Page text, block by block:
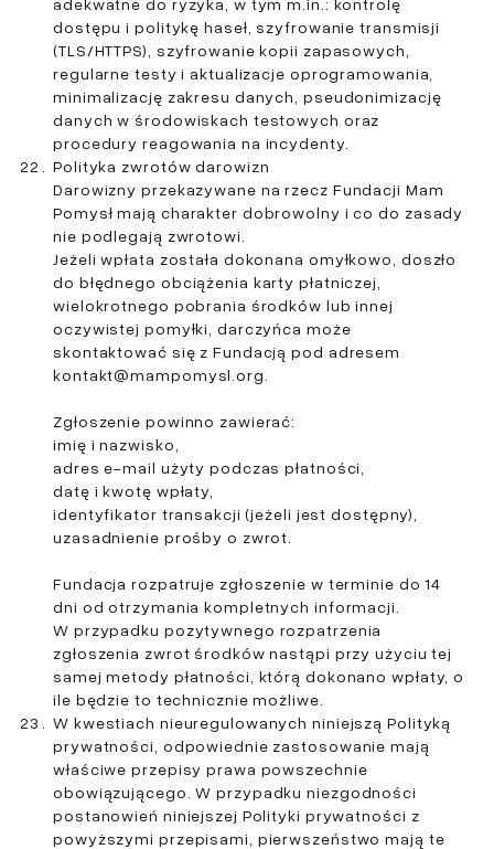
adekwatne do ryzyka, w tym m.in.: kontrolę
dostępu i politykę haseł, szyfrowanie transmisji
(TLS/HTTPS), szyfrowanie kopii zapasowych,
regularne testy i aktualizacje oprogramowania,
minimalizację zakresu danych, pseudonimizację
danych w środowiskach testowych oraz
procedury reagowania na incydenty.
Polityka zwrotów darowizn
Darowizny przekazywane na rzecz Fundacji Mam
Pomysł mają charakter dobrowolny i co do zasady
nie podlegają zwrotowi.
Jeżeli wpłata została dokonana omyłkowo, doszło
do błędnego obciążenia karty płatniczej,
wielokrotnego pobrania środków lub innej
oczywistej pomyłki, darczyńca może
skontaktować się z Fundacją pod adresem
kontakt@mampomysl.org
Zgłoszenie powinno zawierać:
imię i nazwisko,
adres e-mail użyty podczas płatności,
datę i kwotę wpłaty,
identyfikator transakcji (jeżeli jest dostępny),
uzasadnienie prośby o zwrot.
Fundacja rozpatruje zgłoszenie w terminie do 14
dni od otrzymania kompletnych informacji.
W przypadku pozytywnego rozpatrzenia
zgłoszenia zwrot środków nastąpi przy użyciu tej
samej metody płatności, którą dokonano wpłaty, o
ile będzie to technicznie możliwe.
W kwestiach nieuregulowanych niniejszą Polityką
prywatności, odpowiednie zastosowanie mają
właściwe przepisy prawa powszechnie
obowiązującego. W przypadku niezgodności
postanowień niniejszej Polityki prywatności z
powyższymi przepisami, pierwszeństwo mają te